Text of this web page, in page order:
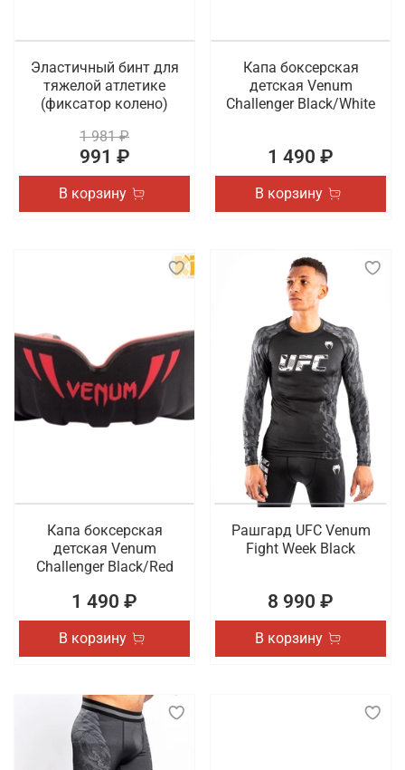
Эластичный бинт для
тяжелой атлетике
(фиксатор колено)
1 981 ₽
991 ₽
В корзину
Капа боксерская
детская Venum
Challenger Black/White
1 490 ₽
В корзину
Капа боксерская
детская Venum
Challenger Black/Red
1 490 ₽
В корзину
Рашгард UFC Venum
Fight Week Black
8 990 ₽
В корзину